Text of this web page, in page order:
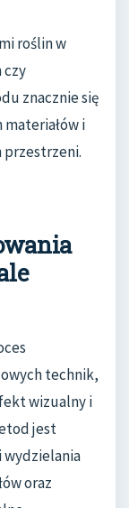
roślin w
czy
znacznie się
i
przestrzeni.
technik,
wizualny i
jest
wydzielania
oraz